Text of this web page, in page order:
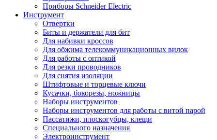
Приборы Schneider Electric
Инструмент
Отвертки
Биты и держатели для бит
Для набивки кроссов
Для обжима телекоммуникационных вилок
Для работы с оптикой
Для резки проводников
Для снятия изоляции
Штифтовые и торцевые ключи
Кусачки, бокорезы, ножницы
Наборы инструментов
Наборы инструментов для работы с витой парой
Пассатижи, плоскогубцы, клещи
Специального назначения
Электроинструмент